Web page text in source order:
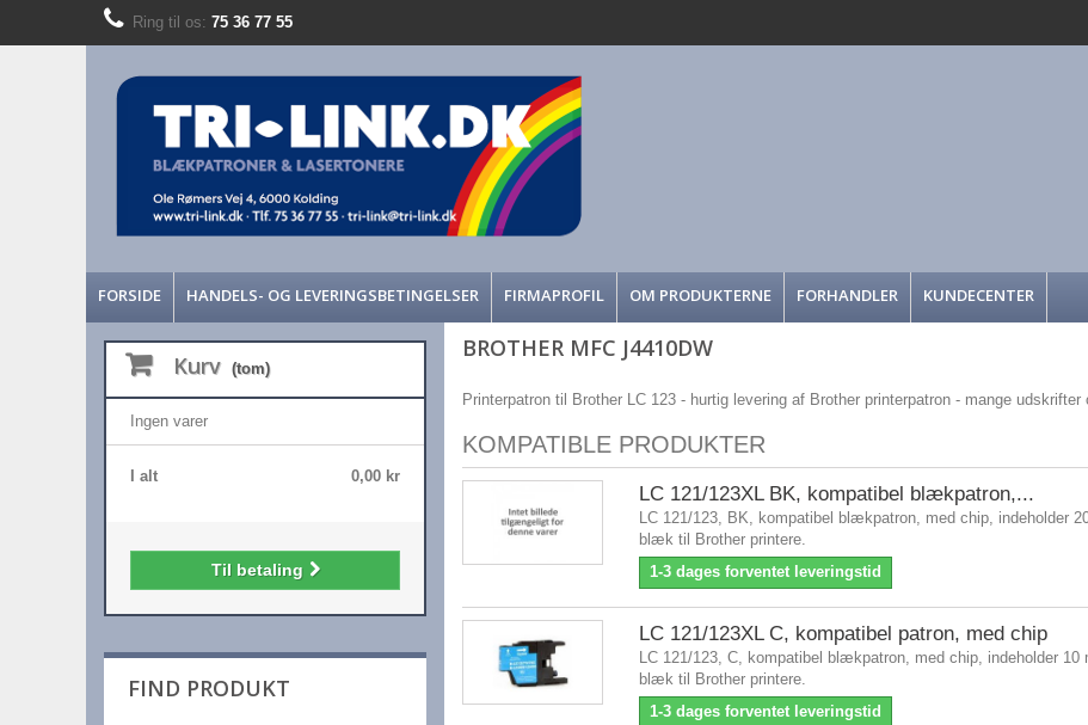
Ring til os: 75 36 77 55
FORSIDE HANDELS- OG LEVERINGSBETINGELSER FIRMAPROFIL OM PRODUKTERNE FORHANDLER KUNDECENTER
Kurv (tom)
Ingen varer
0,00 kr
I alt
Til betaling
FIND PRODUKT
BROTHER MFC J4410DW
Printerpatron til Brother LC 123 - hurtig levering af Brother printerpatron - mange
KOMPATIBLE PRODUKTER
LC 121/123XL BK, kompatibel blækpatron,...
LC 121/123, BK, kompatibel blækpatron, med chip, indeholder
blæk til Brother printere.
1-3 dages forventet leveringstid
LC 121/123XL C, kompatibel patron, med chip
LC 121/123, C, kompatibel blækpatron, med chip, indeholder 10
blæk til Brother printere.
1-3 dages forventet leveringstid